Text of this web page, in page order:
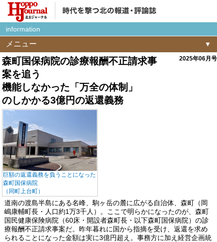
information
メニュー
森町国保病院の診療報酬不正請求事
案を追う
機能しなかった「万全の体制」
のしかかる3億円の返還義務
2025年06月号
巨額の返還義務を負うことになった
森町国保病院
（同町上台町）
道南の渡島半島にある名峰、駒ヶ岳の麓に広がる自治体、森町（岡
嶋康輔町長・人口約1万3千人）。ここで明らかになったのが、森町
国民健康保険病院（60床・開設者森町長・以下森町国保病院）の診
療報酬不正請求事案だ。昨年暮れに国から指摘を受け、返還を求め
られることになった金額は実に3億円超え。事務方に加え経営企画統